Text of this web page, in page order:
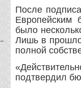
После
Европейским
было
Лишь в
полной
подтвердил